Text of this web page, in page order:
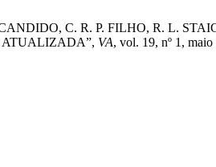
C. R. P. FILHO, R. L.
VA, vol. 19, nº 1,